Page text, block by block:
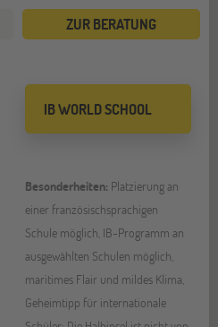
ZUR BERATUNG
IB WORLD SCHOOL
Besonderheiten: Platzierung an
einer französischsprachigen
Schule möglich, IB-Programm an
ausgewählten Schulen möglich,
maritimes Flair und mildes Klima,
Geheimtipp für internationale